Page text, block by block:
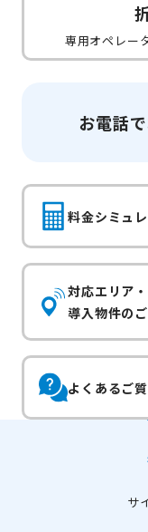
専用オペレー
お電話
料金シミュ
対応エリア・
導入物件の
よくあるご
サ